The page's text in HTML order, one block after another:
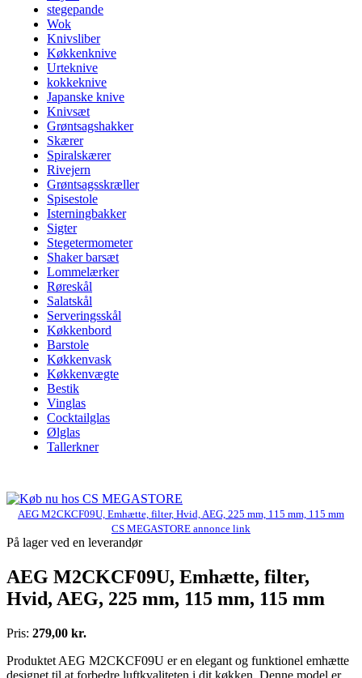
stegepande
Wok
Knivsliber
Køkkenknive
Urteknive
kokkeknive
Japanske knive
Knivsæt
Grøntsagshakker
Skærer
Spiralskærer
Rivejern
Grøntsagsskræller
Spisestole
Isterningbakker
Sigter
Stegetermometer
Shaker barsæt
Lommelærker
Røreskål
Salatskål
Serveringsskål
Køkkenbord
Barstole
Køkkenvask
Køkkenvægte
Bestik
Vinglas
Cocktailglas
Ølglas
Tallerkner
AEG M2CKCF09U, Emhætte, filter, Hvid, AEG, 225 mm, 115 mm, 115 mm
CS MEGASTORE annonce link
På lager ved en leverandør
AEG M2CKCF09U, Emhætte, filter,
Hvid, AEG, 225 mm, 115 mm, 115 mm
Pris: 279,00 kr.
Produktet AEG M2CKCF09U er en elegant og funktionel emhætte
designet til at forbedre luftkvaliteten i dit køkken. Denne model er